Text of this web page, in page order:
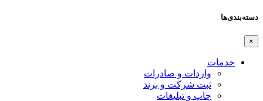
دسته‌بندی‌ها
×
خدمات
واردات و صادرات
ثبت شرکت و برند
چاپ و تبلیغات